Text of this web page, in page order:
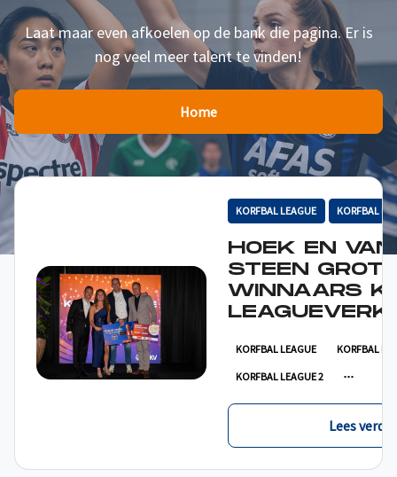
Laat maar even afkoelen op de bank die pagina. Er is
nog veel meer talent te vinden!
Home
KORFBAL LEAGUE KORFBAL
HOEK EN VAN
STEEN
WINNAARS
KORFBAL LEAGUE KORFBAL
KORFBAL LEAGUE 2
Lees verder